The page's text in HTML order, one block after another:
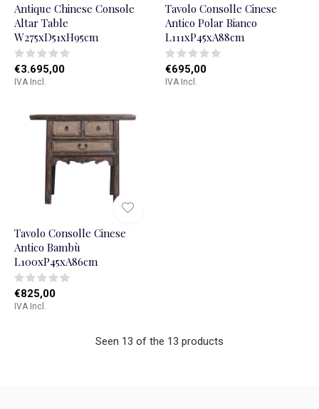
Antique Chinese Console
Altar Table
W275xD51xH95cm
€3.695,00
IVA Incl.
Tavolo Consolle Cinese
Antico Polar Bianco
L111xP45xA88cm
€695,00
IVA Incl.
Tavolo Consolle Cinese
Antico Bambù
L100xP45xA86cm
€825,00
IVA Incl.
Seen 13 of the 13 products